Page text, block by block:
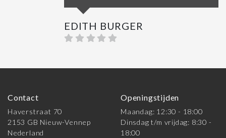
EDITH BURGER
Contact
Haverstraat 70
2153 GB Nieuw-Vennep
Nederland
Openingstijden
Maandag: 12:30 - 18:00
Dinsdag t/m vrijdag: 8:30 -
18:00